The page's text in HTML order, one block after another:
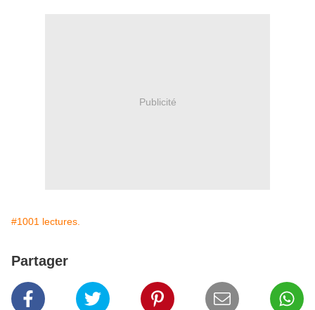
Publicité
#1001 lectures.
Partager